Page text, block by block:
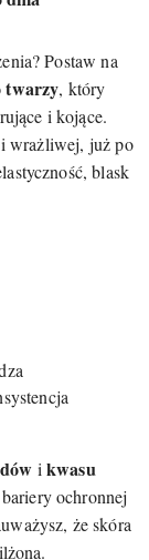
Postaw na
twarzy, który
i kojące.
wrażliwej, już po
blask
i kwasu
ochronnej
że skóra